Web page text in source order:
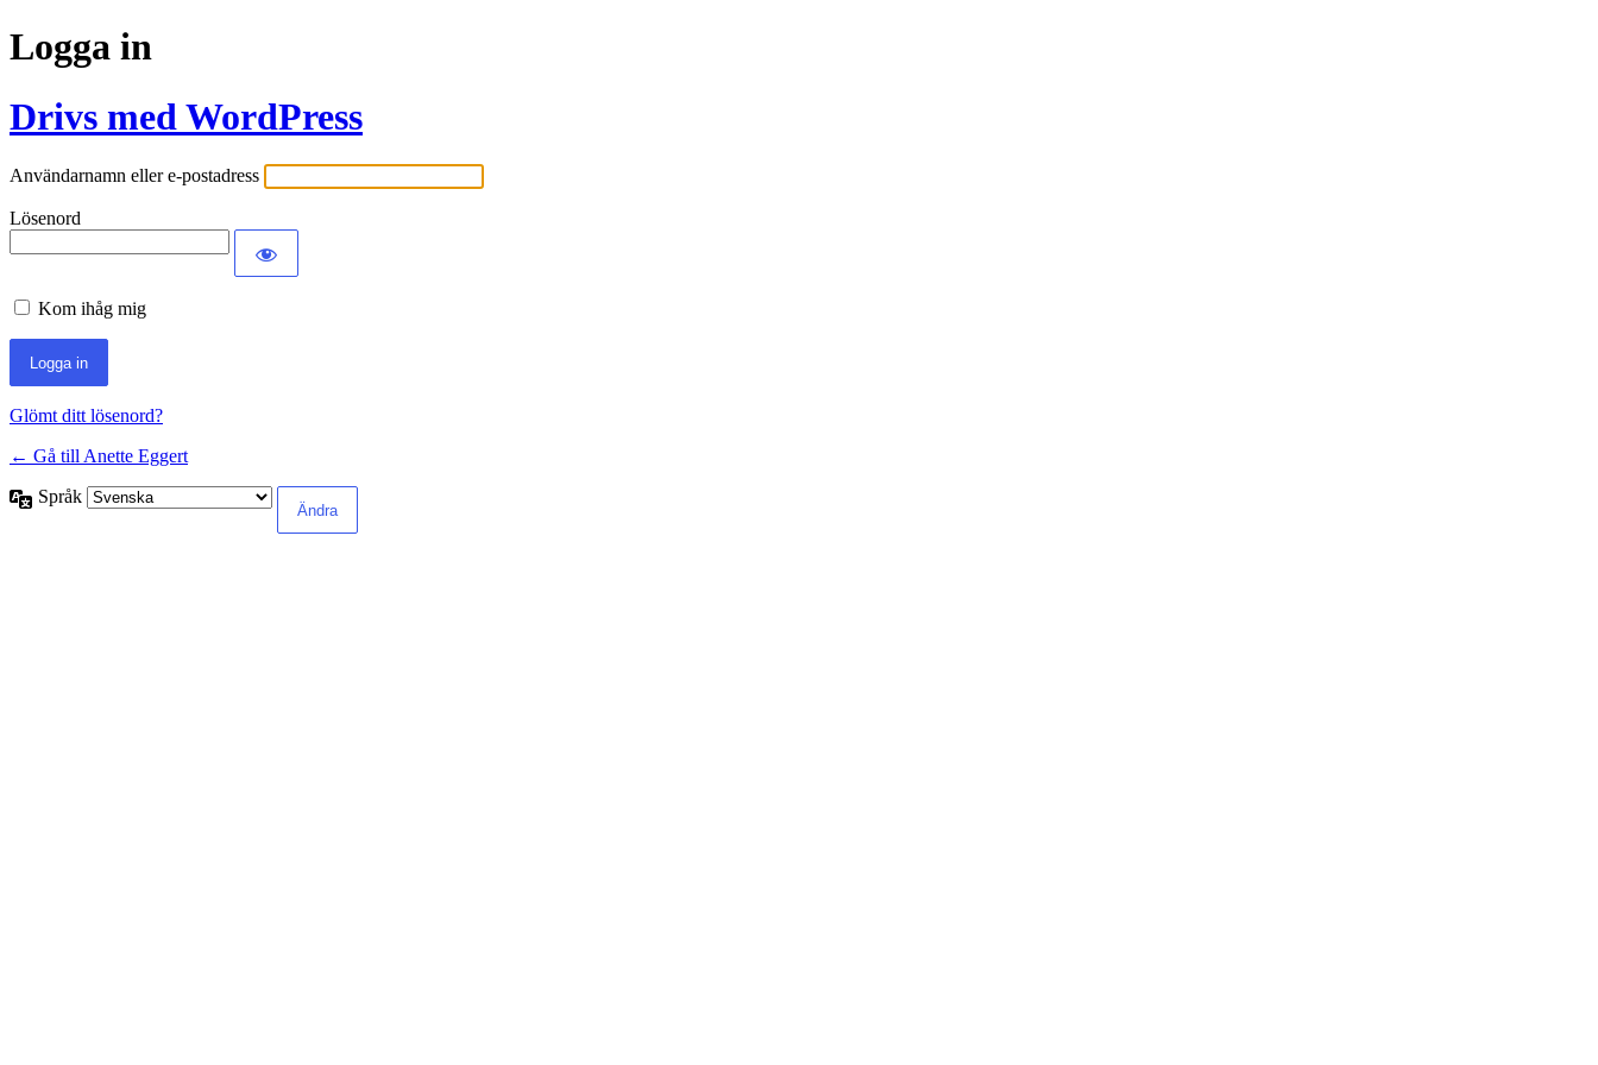
Logga in
Drivs med WordPress
Användarnamn eller e-postadress
Lösenord
Kom ihåg mig
Glömt ditt lösenord?
← Gå till Anette Eggert
Språk